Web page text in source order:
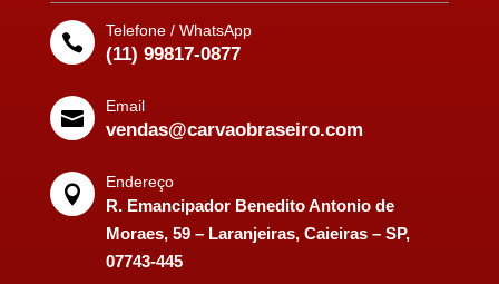

Telefone / WhatsApp
(11) 99817-0877

Email
vendas@carvaobraseiro.com

Endereço
R. Emancipador Benedito Antonio de
Moraes, 59 – Laranjeiras, Caieiras – SP,
07743-445